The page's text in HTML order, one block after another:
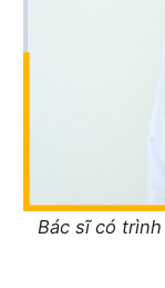
Bác sĩ có